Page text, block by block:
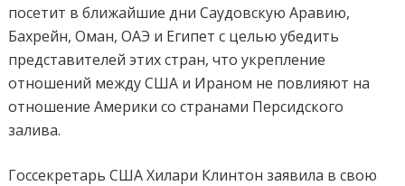
посетит в ближайшие дни Саудовскую Аравию,
Бахрейн, Оман, ОАЭ и Египет с целью убедить
представителей этих стран, что укрепление
отношений между США и Ираном не повлияют на
отношение Америки со странами Персидского
залива.
Госсекретарь США Хилари Клинтон заявила в свою